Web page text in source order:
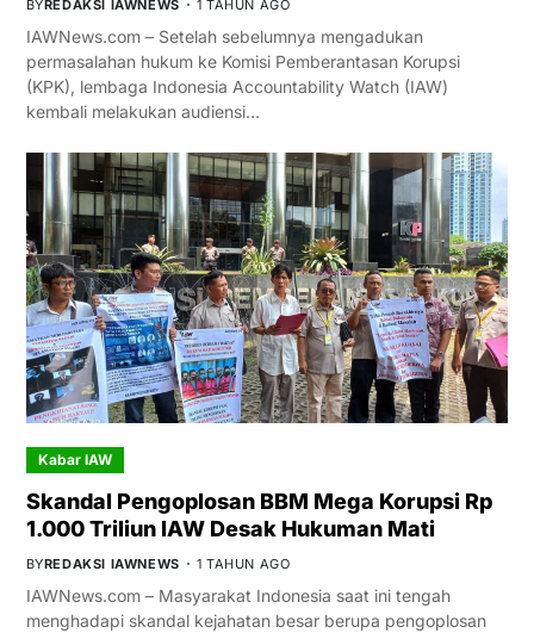
BYREDAKSI IAWNEWS 1 TAHUN AGO
IAWNews.com – Setelah sebelumnya mengadukan
permasalahan hukum ke Komisi Pemberantasan Korupsi
(KPK), lembaga Indonesia Accountability Watch (IAW)
kembali melakukan audiensi…
Kabar IAW
Skandal Pengoplosan BBM Mega Korupsi Rp
1.000 Triliun IAW Desak Hukuman Mati
BYREDAKSI IAWNEWS 1 TAHUN AGO
IAWNews.com – Masyarakat Indonesia saat ini tengah
menghadapi skandal kejahatan besar berupa pengoplosan